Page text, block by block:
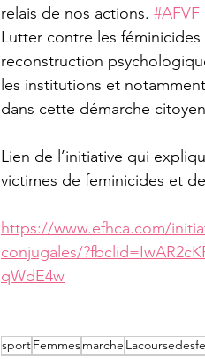
relais de nos actions. #AFVF
Lutter contre les féminicides
reconstruction
les institutions et
dans cette démarche
Lien de l’initiative qui
victimes de feminicides et
https://www.efhca.com/
conjugales/
qWdE4w
sportFemmesmarche